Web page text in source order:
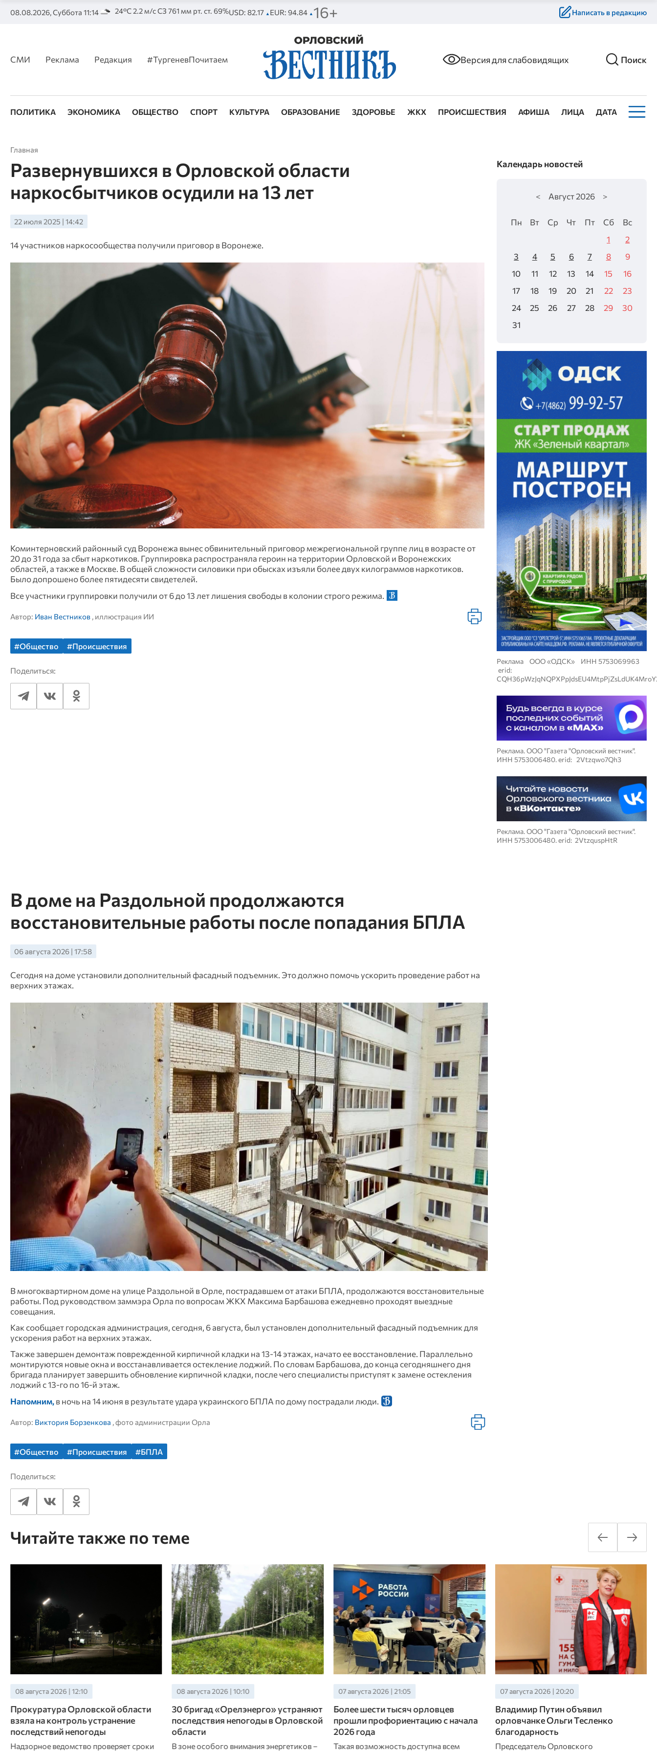
08.08.2026, Суббота 11:14 24°C 2.2 м/с СЗ 761 мм рт. ст. 69%USD: 82.17 ▲ EUR: 94.84 ▲ 16+ Написать в редакцию
СМИ Реклама Редакция #ТургеневПочитаем Версия для слабовидящих Поиск
ПОЛИТИКА ЭКОНОМИКА ОБЩЕСТВО СПОРТ КУЛЬТУРА ОБРАЗОВАНИЕ ЗДОРОВЬЕ ЖКХ ПРОИСШЕСТВИЯ АФИША ЛИЦА ДАТА
Главная
Развернувшихся в Орловской области
наркосбытчиков осудили на 13 лет
22 июля 2025 | 14:42
14 участников наркосообщества получили приговор в Воронеже.
Коминтерновский районный суд Воронежа вынес обвинительный приговор межрегиональной группе лиц в возрасте от
20 до 31 года за сбыт наркотиков. Группировка распространяла героин на территории Орловской и Воронежских
областей, а также в Москве. В общей сложности силовики при обысках изъяли более двух килограммов наркотиков.
Было допрошено более пятидесяти свидетелей.
Все участники группировки получили от 6 до 13 лет лишения свободы в колонии строго режима.
Автор: Иван Вестников, иллюстрация ИИ
#Общество #Происшествия
Поделиться:
Календарь новостей
< Август2026 >
Пн Вт Ср Чт Пт Сб
Вс
1
2
3
4 5 6 7 8
9
10
11 12 13 14 15
16
17
18 19 20 21 22
23
24
25 26 27 28 29
30
31
Реклама ООО «ОДСК» ИНН 5753069963
erid:
Реклама. ООО "Газета "Орловский вестник".
ИНН 5753006480. erid: 2Vtzqwo7Qh3
Реклама. ООО "Газета "Орловский вестник".
ИНН 5753006480. erid: 2VtzquspHtR
В доме на Раздольной продолжаются
восстановительные работы после попадания БПЛА
06 августа 2026 | 17:58
Сегодня на доме установили дополнительный фасадный подъемник. Это должно помочь ускорить проведение работ на
верхних этажах.
В многоквартирном доме на улице Раздольной в Орле, пострадавшем от атаки БПЛА, продолжаются восстановительные
работы. Под руководством заммэра Орла по вопросам ЖКХ Максима Барбашова ежедневно проходят выездные
совещания.
Как сообщает городская администрация, сегодня, 6 августа, был установлен дополнительный фасадный подъемник для
ускорения работ на верхних этажах.
Также завершен демонтаж поврежденной кирпичной кладки на 13-14 этажах, начато ее восстановление. Параллельно
монтируются новые окна и восстанавливается остекление лоджий. По словам Барбашова, до конца сегодняшнего дня
бригада планирует завершить обновление кирпичной кладки, после чего специалисты приступят к замене остекления
лоджий с 13-го по 16-й этаж.
Напомним, в ночь на 14 июня в результате удара украинского БПЛА по дому пострадали люди.
Автор: Виктория Борзенкова , фото администрации Орла
#Общество #Происшествия #БПЛА
Поделиться:
Читайте также по теме
08 августа 2026 | 10:10
30 бригад «Орелэнерго» устраняют
последствия непогоды в Орловской
области
В зоне особого внимания энергетиков –
07 августа 2026 | 21:05
Более шести тысяч орловцев
прошли профориентацию с начала
2026 года
Такая возможность доступна всем
07 августа 2026 | 20:20
Владимир Путин объявил
орловчанке Ольги Тесленко
благодарность
Председатель Орловского
07 августа 2026 | 19:40
С начала года в Орловской области
выявили 36 фейков
В сети активно распространяются
лживые сообщения самой разной